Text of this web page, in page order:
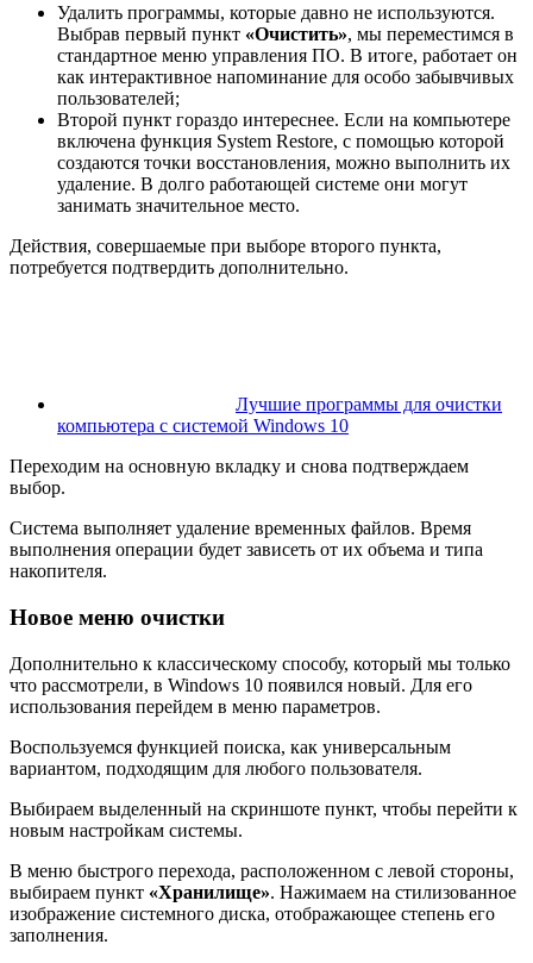
Удалить программы, которые давно не используются.
Выбрав первый пункт «Очистить», мы переместимся в
стандартное меню управления ПО. В итоге, работает он
как интерактивное напоминание для особо забывчивых
пользователей;
Второй пункт гораздо интереснее. Если на компьютере
включена функция System Restore, с помощью которой
создаются точки восстановления, можно выполнить их
удаление. В долго работающей системе они могут
занимать значительное место.
Действия, совершаемые при выборе второго пункта,
потребуется подтвердить дополнительно.
Лучшие программы для очистки
компьютера с системой Windows 10
Переходим на основную вкладку и снова подтверждаем
выбор.
Система выполняет удаление временных файлов. Время
выполнения операции будет зависеть от их объема и типа
накопителя.
Новое меню очистки
Дополнительно к классическому способу, который мы только
что рассмотрели, в Windows 10 появился новый. Для его
использования перейдем в меню параметров.
Воспользуемся функцией поиска, как универсальным
вариантом, подходящим для любого пользователя.
Выбираем выделенный на скриншоте пункт, чтобы перейти к
новым настройкам системы.
В меню быстрого перехода, расположенном с левой стороны,
выбираем пункт «Хранилище». Нажимаем на стилизованное
изображение системного диска, отображающее степень его
заполнения.